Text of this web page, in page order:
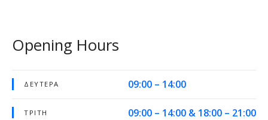
Opening Hours
ΔΕΥΤΈΡΑ 09:00 – 14:00
ΤΡΊΤΗ 09:00 – 14:00 & 18:00 – 21:00